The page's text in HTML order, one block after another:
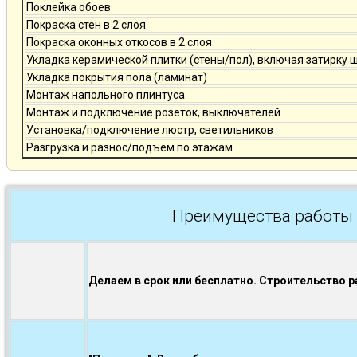
Поклейка обоев
Покраска стен в 2 слоя
Покраска оконных откосов в 2 слоя
Укладка керамической плитки (стены/пол), включая затирку
Укладка покрытия пола (ламинат)
Монтаж напольного плинтуса
Монтаж и подключение розеток, выключателей
Установка/подключение люстр, светильников
Разгрузка и разнос/подъем по этажам
Преимущества
Делаем в срок или бесплатно. Строительство